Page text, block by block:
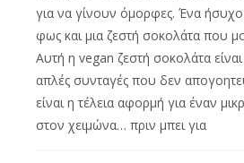
για να γίνουν όμορφες. Ένα
φως και μια ζεστή σοκολάτα που
Αυτή η vegan ζεστή σοκολάτα είναι
απλές συνταγές που δεν
είναι η τέλεια αφορμή για έναν
στον χειμώνα… πριν μπει για